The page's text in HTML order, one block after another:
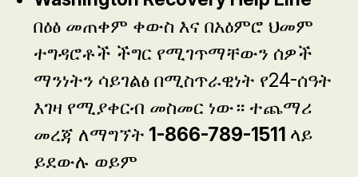
በዕፅ መጠቀም ቀውስ እና በአዕምሮ ህመም
ተግዳሮቶች ችግር የሚገጥማቸውን ሰዎች
ማንነትን ሳይገልፅ በሚስጥራዊነት የ24-ሰዓት
እገዛ የሚያቀርብ መስመር ነው። ተጨማሪ
መረጃ ለማግኘት 1-866-789-1511 ላይ
ይደውሉ ወይም